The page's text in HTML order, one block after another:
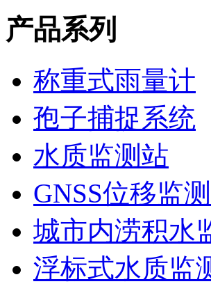
产品系列
称重式雨量计
孢子捕捉系统
水质监测站
GNSS位移监
城市内涝积水
浮标式水质监